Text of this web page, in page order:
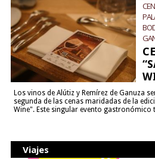
Los vinos de Alútiz y Remírez de Ganuza
segunda de las cenas maridadas de la
Wine". Este singular evento gastronómico
Viajes